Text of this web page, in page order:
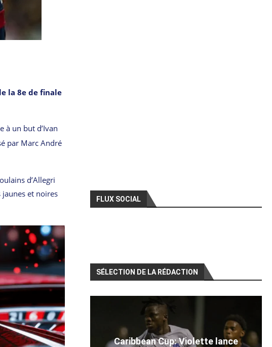
la 8e de finale
à un but d’Ivan
par Marc André
d’Allegri
jaunes et noires
FLUX SOCIAL
SÉLECTION DE LA RÉDACTION
Caribbean Cup: Violette lance